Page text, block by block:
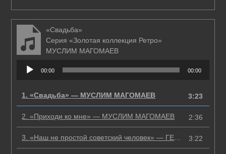
«Свадьба»
Серия «Золотая коллекция Ретро»
МУСЛИМ МАГОМАЕВ
Аудиоплеер
00:00 00:00
1.«Свадьба»— МУСЛИМ МАГОМАЕВ 3:23
2.«Приходи ко мне»— МУСЛИМ МАГОМАЕВ 2:36
3.«Наш не простой советский человек»— ГЕОРГ ОТС 3:22